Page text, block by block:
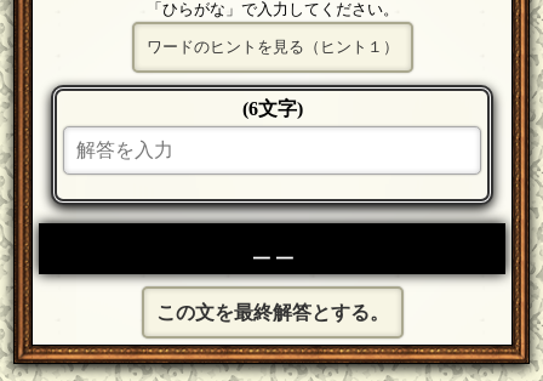
「ひらがな」で入力してください。
ワードのヒントを見る（ヒント１）
(6文字)
この文を最終解答とする。